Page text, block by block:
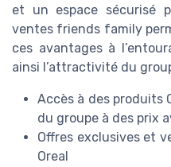
et un espace sécurisé
ventes friends family
ces avantages à
ainsi l’attractivité du
Accès à des produits
du groupe à des prix
Offres exclusives et
Oreal